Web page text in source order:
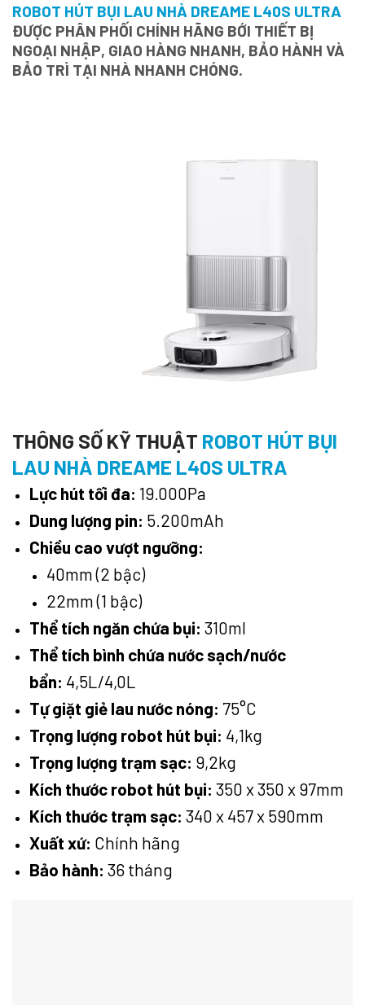
ROBOT HÚT BỤI LAU NHÀ DREAME L40S ULTRA
ĐƯỢC PHÂN PHỐI CHÍNH HÃNG BỚI THIẾT BỊ
NGOẠI NHẬP, GIAO HÀNG NHANH, BẢO HÀNH VÀ
BẢO TRÌ TẠI NHÀ NHANH CHÓNG.
THÔNG SỐ KỸ THUẬT ROBOT HÚT BỤI
LAU NHÀ DREAME L40S ULTRA
Lực hút tối đa: 19.000Pa
Dung lượng pin: 5.200mAh
Chiều cao vượt ngưỡng:
40mm (2 bậc)
22mm (1 bậc)
Thể tích ngăn chứa bụi: 310ml
Thể tích bình chứa nước sạch/nước
bẩn: 4,5L/4,0L
Tự giặt giẻ lau nước nóng: 75°C
Trọng lượng robot hút bụi: 4,1kg
Trọng lượng trạm sạc: 9,2kg
Kích thước robot hút bụi: 350 x 350 x 97mm
Kích thước trạm sạc: 340 x 457 x 590mm
Xuất xứ: Chính hãng
Bảo hành: 36 tháng